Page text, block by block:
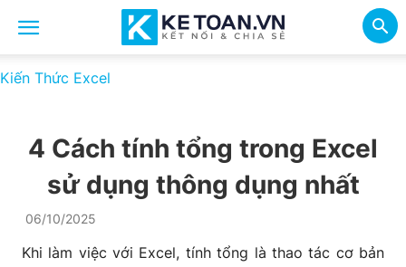
Kiến Thức Excel
4 Cách tính tổng trong Excel
sử dụng thông dụng nhất
06/10/2025
Khi làm việc với Excel, tính tổng là thao tác cơ bản